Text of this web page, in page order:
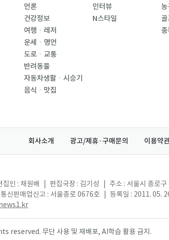
언론
건강정보
여행ㆍ레저
운세ㆍ명언
도로ㆍ교통
반려동물
자동차생활ㆍ시승기
음식ㆍ맛집
인터뷰
N스타일
회사소개 광고/제휴·구매문의 이용약
집인 : 채원배 편집국장 : 김기성 주소 : 서울시 종로
통신판매업신고 : 서울종로 0676호 등록일 : 2011. 05.
무단 사용 및 재배포, AI학습 활용 금지.